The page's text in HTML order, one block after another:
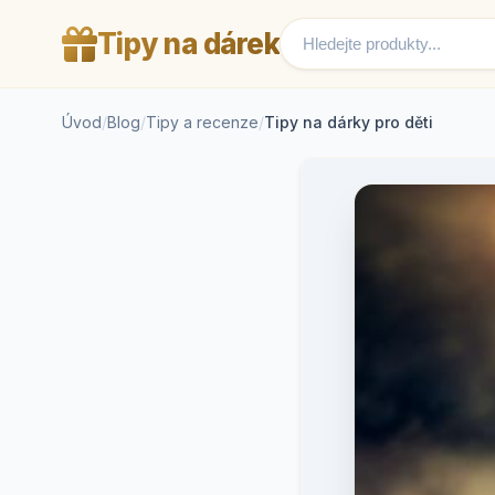
Tipy na dárek
Úvod/Blog/Tipy a recenze/Tipy na dárky pro děti